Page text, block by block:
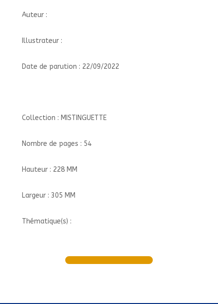
Auteur :
Illustrateur :
Date de parution : 22/09/2022
Collection : MISTINGUETTE
Nombre de pages : 54
Hauteur : 228 MM
Largeur : 305 MM
Thématique(s) :